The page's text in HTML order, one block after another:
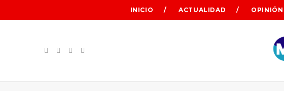
INICIO ACTUALIDAD OPINIÓN